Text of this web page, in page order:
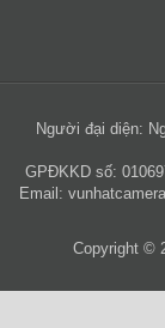
Người đại diện:
GPĐKKD số:
Email:
Copyright ©